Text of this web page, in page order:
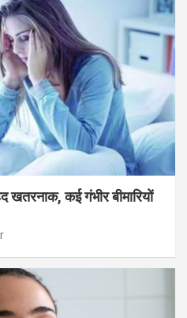
खतरनाक, कई गंभीर बीमारियों